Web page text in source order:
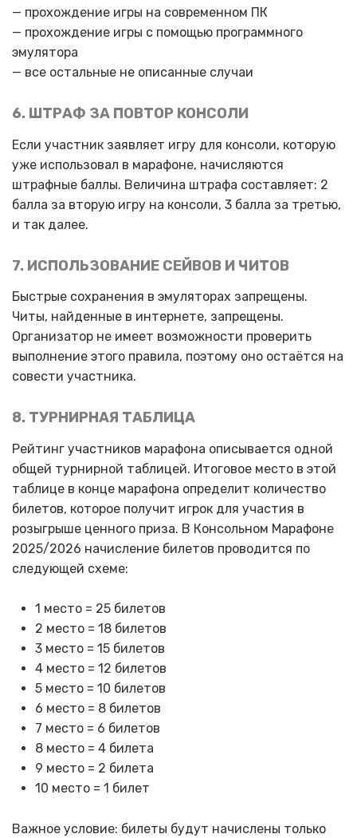
— прохождение игры на современном ПК
— прохождение игры с помощью программного
эмулятора
— все остальные не описанные случаи
6. ШТРАФ ЗА ПОВТОР КОНСОЛИ
Если участник заявляет игру для консоли, которую
уже использовал в марафоне, начисляются
штрафные баллы. Величина штрафа составляет: 2
балла за вторую игру на консоли, 3 балла за третью,
и так далее.
7. ИСПОЛЬЗОВАНИЕ СЕЙВОВ И ЧИТОВ
Быстрые сохранения в эмуляторах запрещены.
Читы, найденные в интернете, запрещены.
Организатор не имеет возможности проверить
выполнение этого правила, поэтому оно остаётся на
совести участника.
8. ТУРНИРНАЯ ТАБЛИЦА
Рейтинг участников марафона описывается одной
общей турнирной таблицей. Итоговое место в этой
таблице в конце марафона определит количество
билетов, которое получит игрок для участия в
розыгрыше ценного приза. В Консольном Марафоне
2025/2026 начисление билетов проводится по
следующей схеме:
1 место = 25 билетов
2 место = 18 билетов
3 место = 15 билетов
4 место = 12 билетов
5 место = 10 билетов
6 место = 8 билетов
7 место = 6 билетов
8 место = 4 билета
9 место = 2 билета
10 место = 1 билет
Важное условие: билеты будут начислены только